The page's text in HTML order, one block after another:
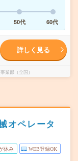
50代 60代
詳しく見る
業部（全国）
オペレータ
休み WEB登録OK